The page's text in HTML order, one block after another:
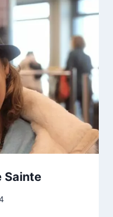
Sainte